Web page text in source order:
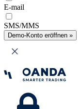
E-mail
SMS/MMS
Demo-Konto eröffnen »